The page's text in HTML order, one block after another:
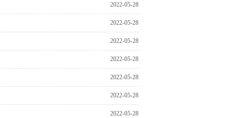
2022-05-28
2022-05-28
2022-05-28
2022-05-28
2022-05-28
2022-05-28
2022-05-28